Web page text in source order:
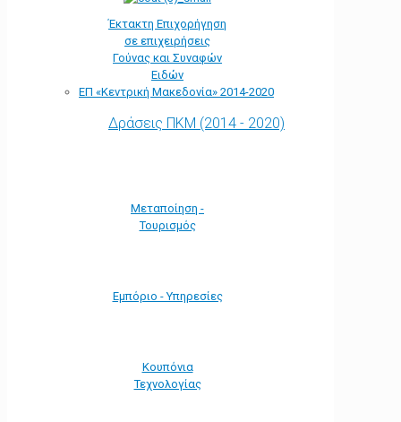
Έκτακτη Επιχορήγηση
σε επιχειρήσεις
Γούνας και Συναφών
Ειδών
ΕΠ «Kεντρική Μακεδονία» 2014-2020
Δράσεις ΠΚΜ (2014 - 2020)
Μεταποίηση -
Τουρισμός
Εμπόριο - Υπηρεσίες
Κουπόνια
Τεχνολογίας